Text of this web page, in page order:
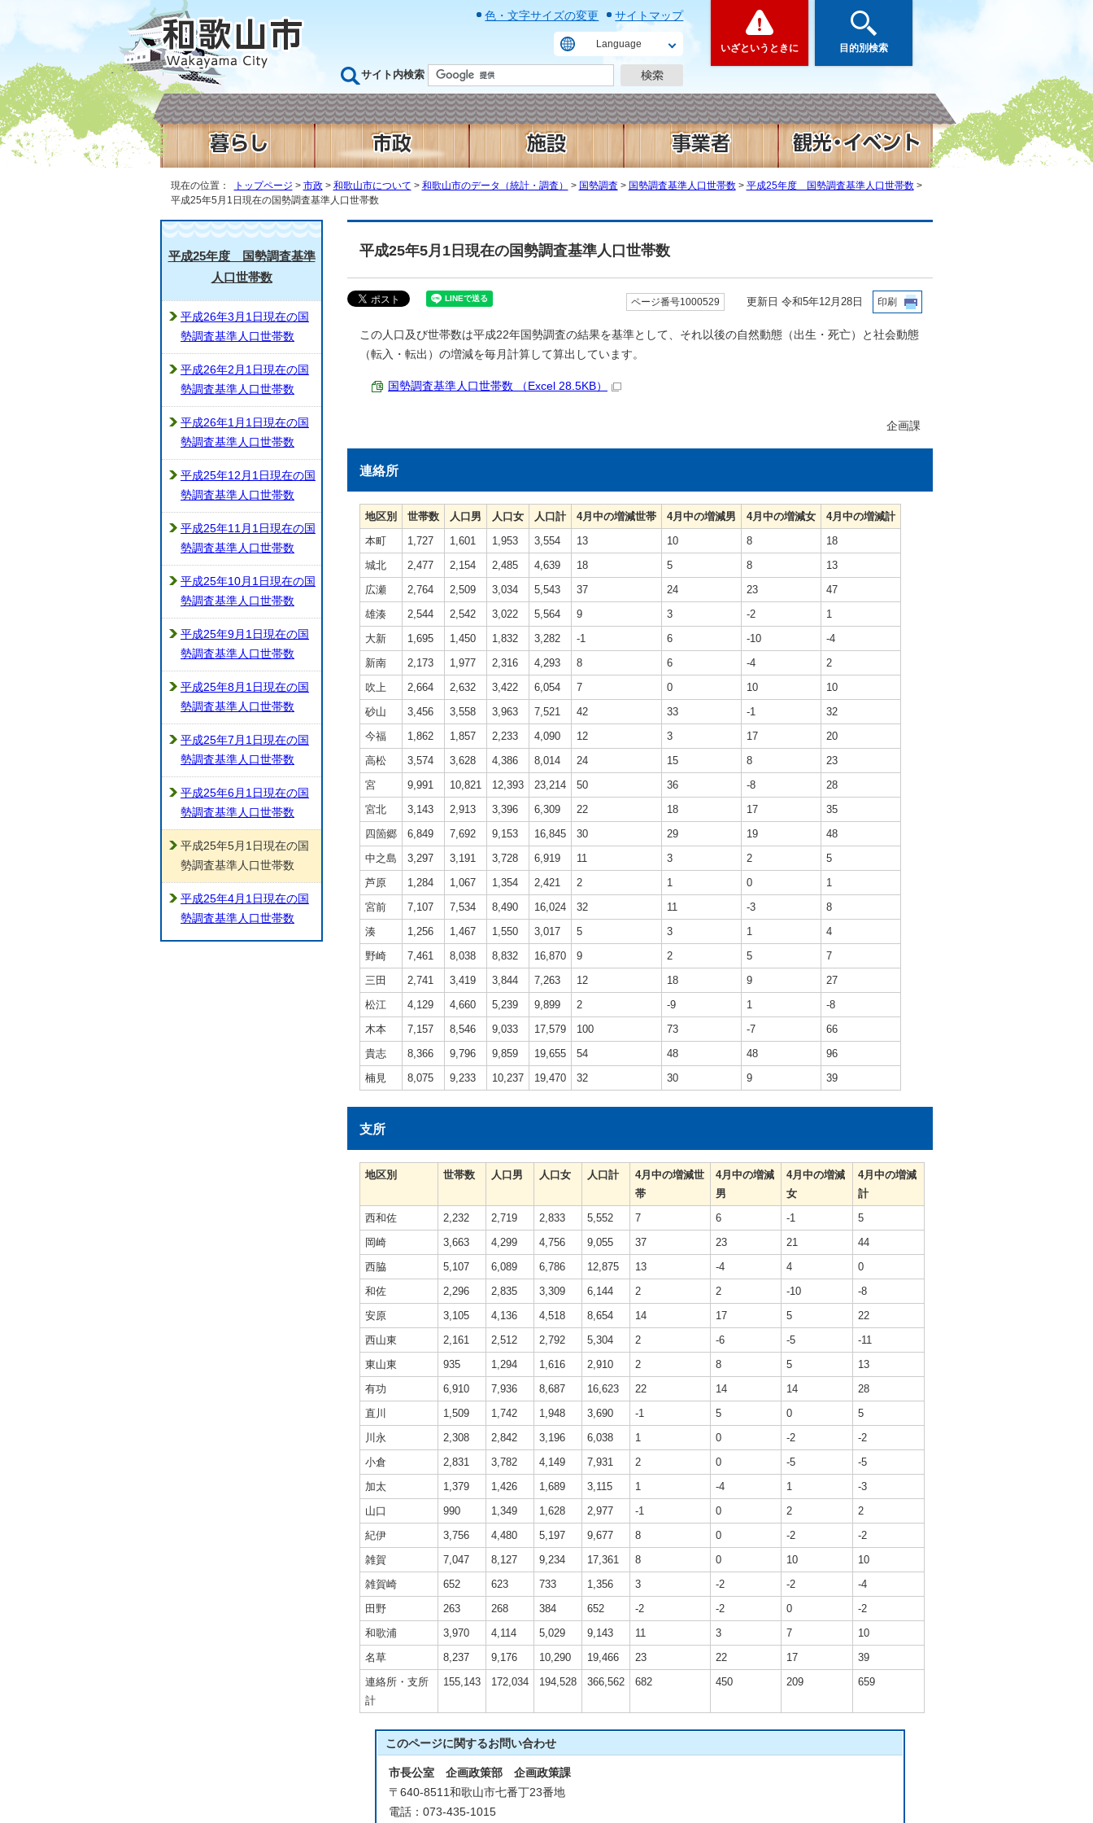
色・文字サイズの変更 サイトマップ
Language
サイト内検索
いざというときに 目的別検索
現在の位置： トップページ > 市政> 和歌山市について > 和歌山市のデータ（統計・調査） > 国勢調査 > 国勢調査基準人口世帯数> 平成25年度 国勢調査基準人口世帯数>
平成25年5月1日現在の国勢調査基準人口世帯数
平成25年5月1日現在の国勢調査基準人口世帯数
ページ番号1000529 更新日 令和5年12月28日 印刷
この人口及び世帯数は平成22年国勢調査の結果を基準として、それ以後の自然動態（出生・死亡）と社会動態
（転入・転出）の増減を毎月計算して算出しています。
国勢調査基準人口世帯数 （Excel 28.5KB）
企画課
連絡所
地区別 世帯数 人口男 人口女 人口計 4月中の増減世帯 4月中の増減男 4月中の増減女
4月中の増減計
本町
1,727 1,601 1,953 3,554 13 10 8
18
城北
2,477 2,154 2,485 4,639 18 5 8
13
広瀬
2,764 2,509 3,034 5,543 37 24 23
47
雄湊
2,544 2,542 3,022 5,564 9 3 -2
1
大新
1,695 1,450 1,832 3,282 -1 6 -10
-4
新南
2,173 1,977 2,316 4,293 8 6 -4
2
吹上
2,664 2,632 3,422 6,054 7 0 10
10
砂山
3,456 3,558 3,963 7,521 42 33 -1
32
今福
1,862 1,857 2,233 4,090 12 3 17
20
高松
3,574 3,628 4,386 8,014 24 15 8
23
宮
9,991 10,821 12,393 23,214 50 36 -8
28
宮北
3,143 2,913 3,396 6,309 22 18 17
35
四箇郷
6,849 7,692 9,153 16,845 30 29 19
48
中之島
3,297 3,191 3,728 6,919 11 3 2
5
芦原
1,284 1,067 1,354 2,421 2 1 0
1
宮前
7,107 7,534 8,490 16,024 32 11 -3
8
湊
1,256 1,467 1,550 3,017 5 3 1
4
野崎
7,461 8,038 8,832 16,870 9 2 5
7
三田
2,741 3,419 3,844 7,263 12 18 9
27
松江
4,129 4,660 5,239 9,899 2 -9 1
-8
木本
7,157 8,546 9,033 17,579 100 73 -7
66
貴志
8,366 9,796 9,859 19,655 54 48 48
96
楠見
8,075 9,233 10,237 19,470 32 30 9 39
支所
地区別 世帯数 人口男 人口女 人口計
4月中の増減世
帯
4月中の増減
男
4月中の増減
女
4月中の増減
計
西和佐
2,232 2,719 2,833 5,552 7 6 -1
5
岡崎
3,663 4,299 4,756 9,055 37 23 21
44
西脇
5,107 6,089 6,786 12,875 13 -4 4
0
和佐
2,296 2,835 3,309 6,144 2 2 -10
-8
安原
3,105 4,136 4,518 8,654 14 17 5
22
西山東
2,161 2,512 2,792 5,304 2 -6 -5
-11
東山東
935 1,294 1,616 2,910 2 8 5
13
有功
6,910 7,936 8,687 16,623 22 14 14
28
直川
1,509 1,742 1,948 3,690 -1 5 0
5
川永
2,308 2,842 3,196 6,038 1 0 -2
-2
小倉
2,831 3,782 4,149 7,931 2 0 -5
-5
加太
1,379 1,426 1,689 3,115 1 -4 1
-3
山口
990 1,349 1,628 2,977 -1 0 2
2
紀伊
3,756 4,480 5,197 9,677 8 0 -2
-2
雑賀
7,047 8,127 9,234 17,361 8 0 10
10
雑賀崎
652 623 733 1,356 3 -2 -2
-4
田野
263 268 384 652 -2 -2 0
-2
和歌浦
3,970 4,114 5,029 9,143 11 3 7
10
名草
8,237 9,176 10,290 19,466 23 22 17
39
連絡所・支所
計
155,143 172,034 194,528 366,562 682 450 209 659
このページに関するお問い合わせ
市長公室 企画政策部 企画政策課
〒640-8511和歌山市七番丁23番地
電話：073-435-1015
平成25年度 国勢調査基準
人口世帯数
平成26年3月1日現在の国
勢調査基準人口世帯数
平成26年2月1日現在の国
勢調査基準人口世帯数
平成26年1月1日現在の国
勢調査基準人口世帯数
平成25年12月1日現在の国
勢調査基準人口世帯数
平成25年11月1日現在の国
勢調査基準人口世帯数
平成25年10月1日現在の国
勢調査基準人口世帯数
平成25年9月1日現在の国
勢調査基準人口世帯数
平成25年8月1日現在の国
勢調査基準人口世帯数
平成25年7月1日現在の国
勢調査基準人口世帯数
平成25年6月1日現在の国
勢調査基準人口世帯数
平成25年5月1日現在の国
勢調査基準人口世帯数
平成25年4月1日現在の国
勢調査基準人口世帯数